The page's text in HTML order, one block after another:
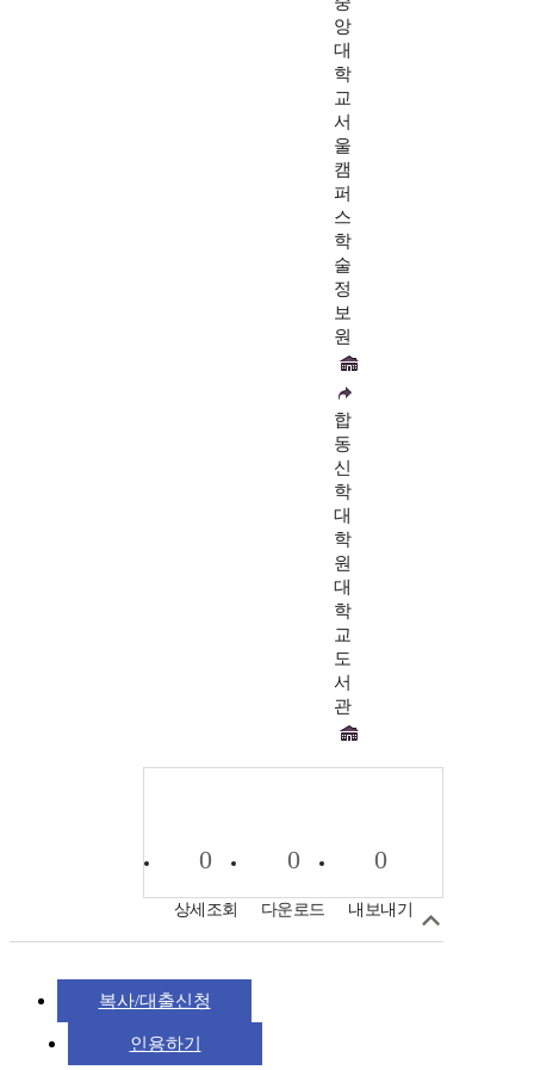
앙
대
학
교
서
울
캠
퍼
스
학
술
정
보
원
합
동
신
학
대
학
원
대
학
교
도
서
관
0
상세조회
0
다운로드
0
내보내기
복사/대출신청
인용하기